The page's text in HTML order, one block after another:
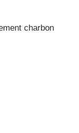
charbon